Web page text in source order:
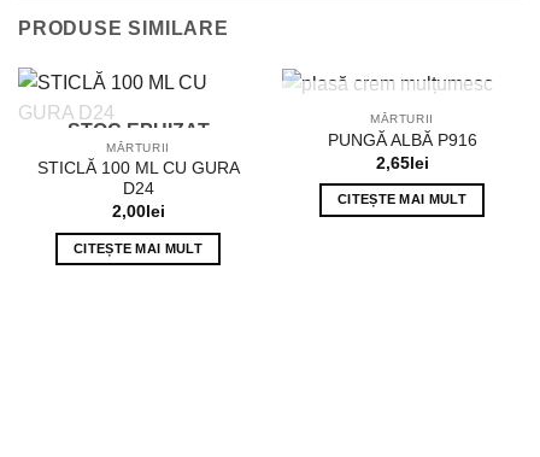
PRODUSE SIMILARE
STOC EPUIZAT
MĂRTURII
STICLĂ 100 ML CU GURA
D24
2,00lei
CITEȘTE MAI MULT
STOC EPUIZAT
MĂRTURII
PUNGĂ ALBĂ P916
2,65lei
CITEȘTE MAI MULT